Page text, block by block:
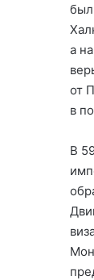
а
от
в
В